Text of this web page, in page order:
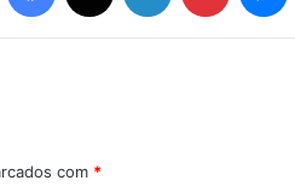
com *